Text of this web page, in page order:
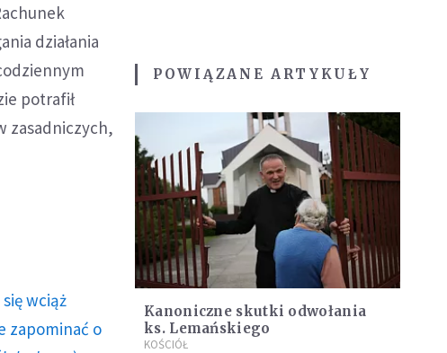
działania
potrafił
zasadniczych,
wciąż
zapominać o
POWIĄZANE ARTYKUŁY
Kanoniczne skutki odwołania
ks. Lemańskiego
KOŚCIÓŁ